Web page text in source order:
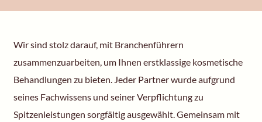
Wir sind stolz darauf, mit Branchenführern
zusammenzuarbeiten, um Ihnen erstklassige kosmetische
Behandlungen zu bieten. Jeder Partner wurde aufgrund
seines Fachwissens und seiner Verpflichtung zu
Spitzenleistungen sorgfältig ausgewählt. Gemeinsam mit